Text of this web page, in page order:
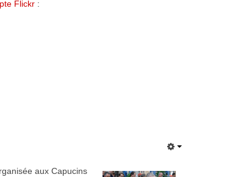
Flickr :
aux Capucins